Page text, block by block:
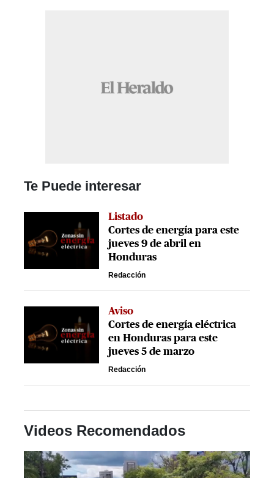
Te Puede interesar
Listado
Cortes de energía para este
jueves 9 de abril en
Honduras
Redacción
Aviso
Cortes de energía eléctrica
en Honduras para este
jueves 5 de marzo
Redacción
Videos Recomendados